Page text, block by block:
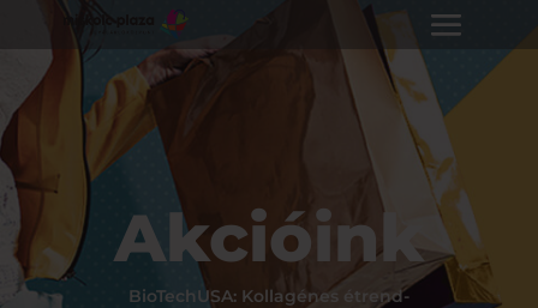
Akcióink
BioTechUSA: Kollagénes étrend-